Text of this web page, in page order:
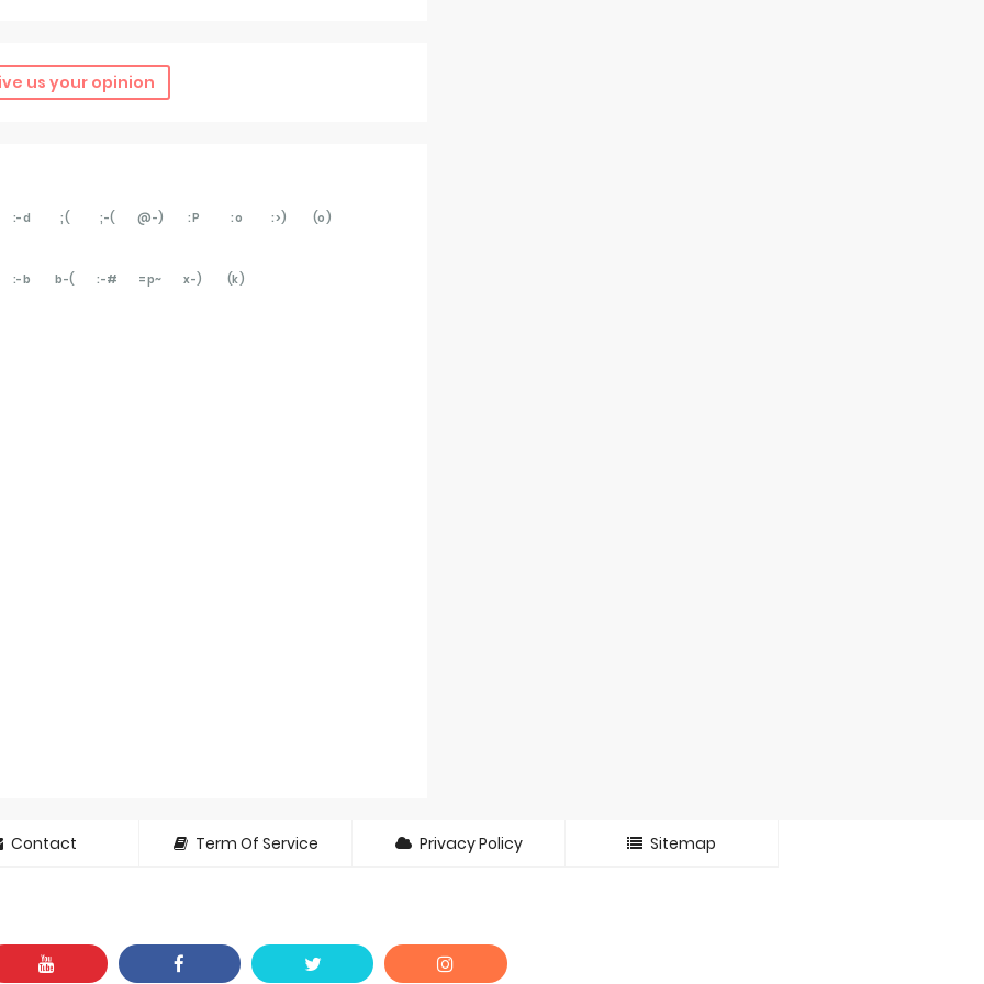
us your opinion
:-d ;( ;-( @-) :P :o :>) (o)
:-b b-( :-# =p~ x-) (k)
Contact Term Of Service Privacy Policy Sitemap